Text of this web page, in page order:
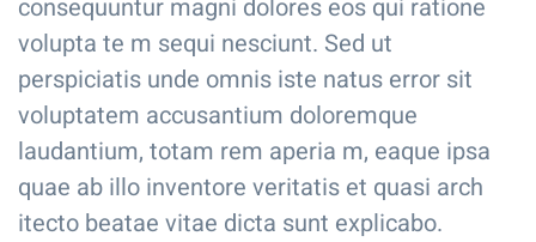
consequuntur magni dolores eos qui ratione
volupta te m sequi nesciunt. Sed ut
perspiciatis unde omnis iste natus error sit
voluptatem accusantium doloremque
laudantium, totam rem aperia m, eaque ipsa
quae ab illo inventore veritatis et quasi arch
itecto beatae vitae dicta sunt explicabo.